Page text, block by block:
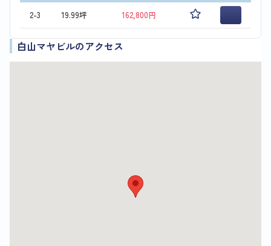
2-3
19.99坪 162,800円
白山マヤビルのアクセス